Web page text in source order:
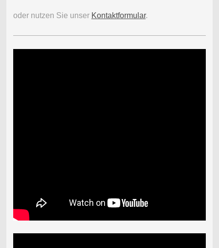
oder nutzen Sie unser Kontaktformular.